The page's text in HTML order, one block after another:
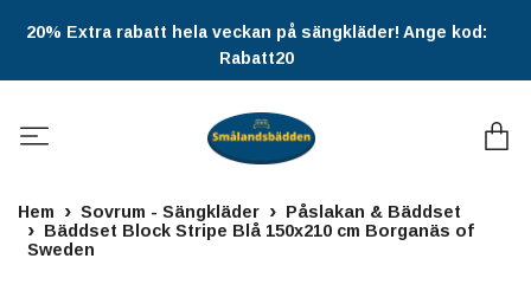
20% Extra rabatt hela veckan på sängkläder! Ange kod:
Rabatt20
Hem Sovrum - Sängkläder
Påslakan & Bäddset
Bäddset Block Stripe Blå 150x210 cm Borganäs of
Sweden